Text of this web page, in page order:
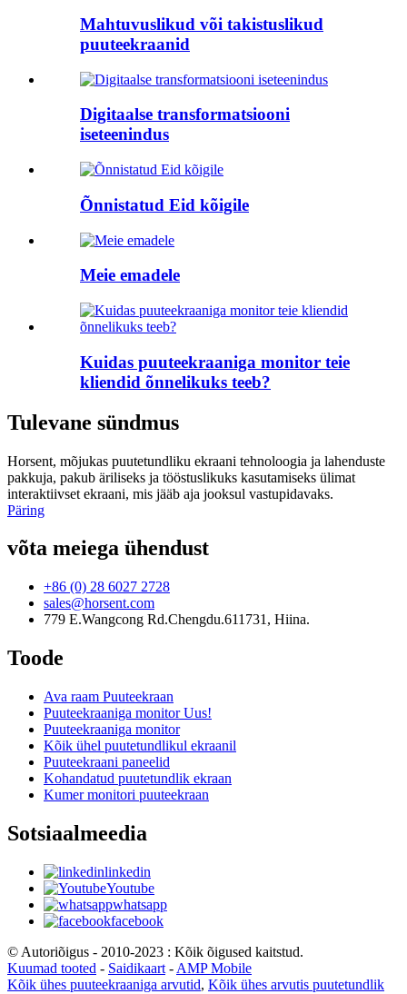
Mahtuvuslikud või takistuslikud
puuteekraanid
Digitaalse transformatsiooni
iseteenindus
Õnnistatud Eid kõigile
Meie emadele
Kuidas puuteekraaniga monitor teie
kliendid õnnelikuks teeb?
Tulevane sündmus
Horsent, mõjukas puutetundliku ekraani tehnoloogia ja lahenduste
pakkuja, pakub äriliseks ja tööstuslikuks kasutamiseks ülimat
interaktiivset ekraani, mis jääb aja jooksul vastupidavaks.
Päring
võta meiega ühendust
+86 (0) 28 6027 2728
sales@horsent.com
779 E.Wangcong Rd.Chengdu.611731, Hiina.
Toode
Ava raam Puuteekraan
Puuteekraaniga monitor Uus!
Puuteekraaniga monitor
Kõik ühel puutetundlikul ekraanil
Puuteekraani paneelid
Kohandatud puutetundlik ekraan
Kumer monitori puuteekraan
Sotsiaalmeedia
linkedin
Youtube
whatsapp
facebook
© Autoriõigus - 2010-2023 : Kõik õigused kaitstud.
Kuumad tooted - Saidikaart - AMP Mobile
Kõik ühes puuteekraaniga arvutid, Kõik ühes arvutis puutetundlik